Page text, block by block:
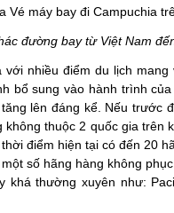
Vé máy bay đi Campuchia
đường bay từ Việt Nam
với nhiều điểm du lịch
bổ sung vào hành trình
lên đáng kể. Nếu trước
thuộc 2 quốc gia trên
điểm hiện tại có đến 20
số hãng hàng không
khá thường xuyên như: